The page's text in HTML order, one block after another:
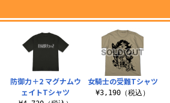
女騎士の受難Tシャツ
¥3,190（税込）
防御力＋2 マグナムウ
ェイトTシャツ